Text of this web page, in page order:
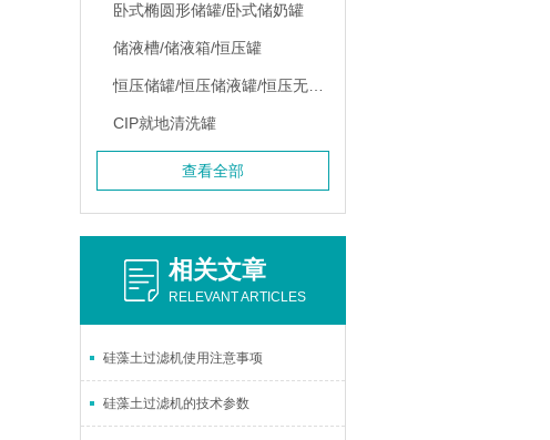
卧式椭圆形储罐/卧式储奶罐
储液槽/储液箱/恒压罐
CIP就地清洗罐
查看全部
相关文章
RELEVANT ARTICLES
硅藻土过滤机使用注意事项
硅藻土过滤机的技术参数